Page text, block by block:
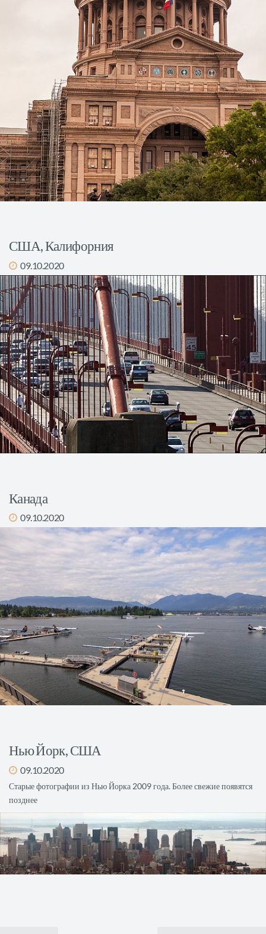
США, Калифорния
09.10.2020
Канада
09.10.2020
Нью Йорк, США
09.10.2020
Старые фотографии из Нью Йорка 2009 года. Более свежие появятся
позднее